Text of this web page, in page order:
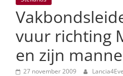
Italiana
autonieuws
lifestyle
vuur richting
en zijn
27 november 2009